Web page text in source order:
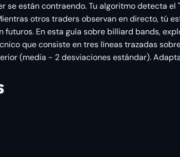
se están contraendo. Tu algoritmo detecta
otros traders observan en directo, tú
futuros. En esta guía sobre billiard bands,
que consiste en tres líneas trazadas
(media - 2 desviaciones estándar).